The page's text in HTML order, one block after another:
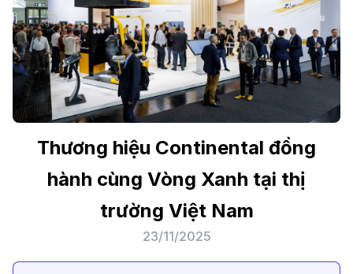
Thương hiệu Continental đồng
hành cùng Vòng Xanh tại thị
trường Việt Nam
23/11/2025